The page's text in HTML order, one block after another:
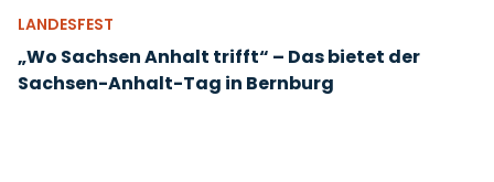
LANDESFEST
„Wo Sachsen Anhalt trifft“ – Das bietet der
Sachsen-Anhalt-Tag in Bernburg